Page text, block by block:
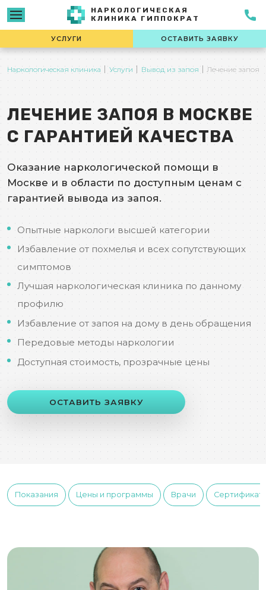
НАРКОЛОГИЧЕСКАЯ
КЛИНИКА ГИППОКРАТ
УСЛУГИ ОСТАВИТЬ ЗАЯВКУ
Наркологическая клиника Услуги Вывод из запоя Лечение запоя
ЛЕЧЕНИЕ ЗАПОЯ В МОСКВЕ
С ГАРАНТИЕЙ КАЧЕСТВА
Оказание наркологической помощи в
Москве и в области по доступным ценам с
гарантией вывода из запоя.
Опытные наркологи высшей категории
Избавление от похмелья и всех сопутствующих
симптомов
Лучшая наркологическая клиника по данному
профилю
Избавление от запоя на дому в день обращения
Передовые методы наркологии
Доступная стоимость, прозрачные цены
ОСТАВИТЬ ЗАЯВКУ
Показания Цены и программы Врачи